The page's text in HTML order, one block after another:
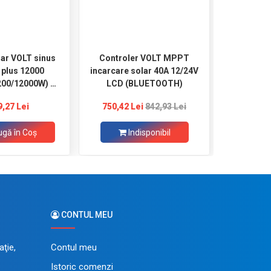
VOLT sinus
12000
12000W) +
Lei
în Coş
Controler VOLT MPPT
incarcare solar 40A 12/24V
LCD (BLUETOOTH)
750,42 Lei842,93 Lei
Indisponibil
CONTUL MEU
Contul meu
Istoric comenzi